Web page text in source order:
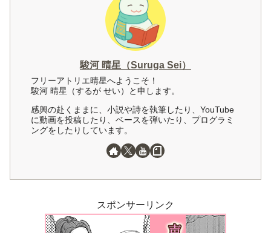
駿河 晴星（Suruga Sei）
フリーアトリエ晴星へようこそ！
駿河 晴星（するが せい）と申します。
感興の赴くままに、小説や詩を執筆したり、YouTube
に動画を投稿したり、ベースを弾いたり、プログラミ
ングをしたりしています。
スポンサーリンク